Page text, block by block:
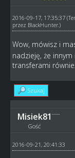
2016-09-17, 17:35:37
przez BlackHunter.)
Wow, mówisz i
nadzieję, że
transferami
Szukaj
Misiek81
Gość
2016-09-21, 20:41:33